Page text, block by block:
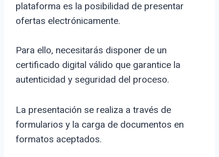
plataforma es la posibilidad de presentar
ofertas electrónicamente.
Para ello, necesitarás disponer de un
certificado digital válido que garantice la
autenticidad y seguridad del proceso.
La presentación se realiza a través de
formularios y la carga de documentos en
formatos aceptados.